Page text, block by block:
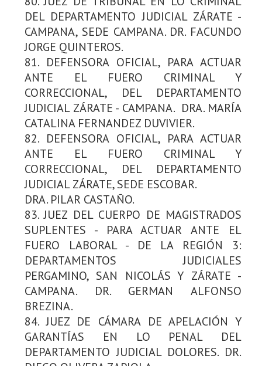
DEL DEPARTAMENTO JUDICIAL ZÁRATE -
CAMPANA, SEDE CAMPANA. DR. FACUNDO
JORGE QUINTEROS.
81. DEFENSORA OFICIAL, PARA ACTUAR
ANTE EL FUERO CRIMINAL Y
CORRECCIONAL, DEL DEPARTAMENTO
JUDICIAL ZÁRATE - CAMPANA. DRA. MARÍA
CATALINA FERNANDEZ DUVIVIER.
82. DEFENSORA OFICIAL, PARA ACTUAR
ANTE EL FUERO CRIMINAL Y
CORRECCIONAL, DEL DEPARTAMENTO
JUDICIAL ZÁRATE, SEDE ESCOBAR.
DRA. PILAR CASTAÑO.
83. JUEZ DEL CUERPO DE MAGISTRADOS
SUPLENTES - PARA ACTUAR ANTE EL
FUERO LABORAL - DE LA REGIÓN 3:
DEPARTAMENTOS JUDICIALES
PERGAMINO, SAN NICOLÁS Y ZÁRATE -
CAMPANA. DR. GERMAN ALFONSO
BREZINA.
84. JUEZ DE CÁMARA DE APELACIÓN Y
GARANTÍAS EN LO PENAL DEL
DEPARTAMENTO JUDICIAL DOLORES. DR.